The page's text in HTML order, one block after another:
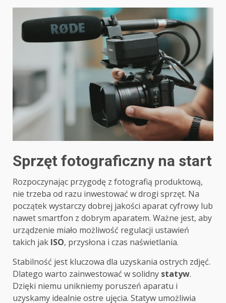
Sprzęt fotograficzny na start
Rozpoczynając przygodę z fotografią produktową,
nie trzeba od razu inwestować w drogi sprzęt. Na
początek wystarczy dobrej jakości aparat cyfrowy lub
nawet smartfon z dobrym aparatem. Ważne jest, aby
urządzenie miało możliwość regulacji ustawień
takich jak ISO, przysłona i czas naświetlania.
Stabilność jest kluczowa dla uzyskania ostrych zdjęć.
Dlatego warto zainwestować w solidny statyw.
Dzięki niemu unikniemy poruszeń aparatu i
uzyskamy idealnie ostre ujęcia. Statyw umożliwia